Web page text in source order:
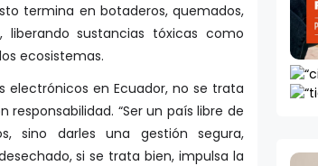
termina en botaderos, quemados,
sustancias tóxicas como
ecosistemas.
electrónicos en Ecuador, no se trata
“Ser un país libre de
sino darles una gestión segura,
si se trata bien, impulsa la